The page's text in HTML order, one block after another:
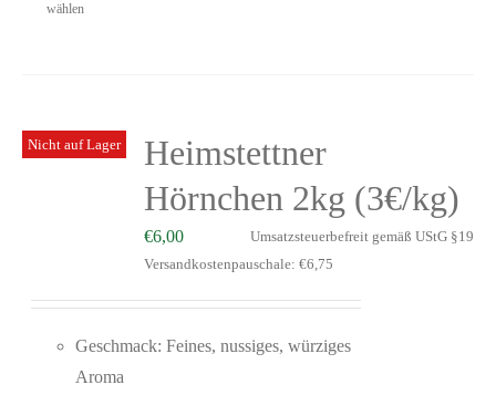
wählen
Nicht auf Lager
Heimstettner
Hörnchen 2kg (3€/kg)
€6,00
Umsatzsteuerbefreit gemäß UStG §19
Versandkostenpauschale: €6,75
Geschmack: Feines, nussiges, würziges
Aroma